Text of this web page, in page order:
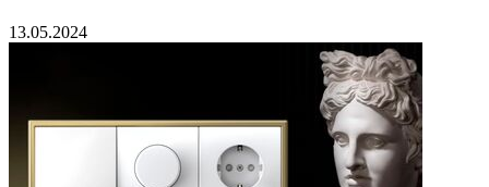
13.05.2024